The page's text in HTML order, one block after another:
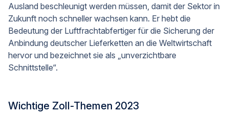
Ausland beschleunigt werden müssen, damit der Sektor in
Zukunft noch schneller wachsen kann. Er hebt die
Bedeutung der Luftfrachtabfertiger für die Sicherung der
Anbindung deutscher Lieferketten an die Weltwirtschaft
hervor und bezeichnet sie als „unverzichtbare
Schnittstelle“.
Wichtige Zoll-Themen 2023